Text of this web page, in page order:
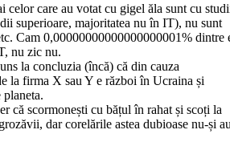
celor care au votat cu gigel ăla sunt cu
superioare, majoritatea nu în IT), nu sunt
Cam 0,00000000000000000001% dintre
nu zic nu.
la concluzia (încă) că din cauza
la firma X sau Y e război în Ucraina și
planeta.
că scormonești cu bățul în rahat și scoți la
dar corelările astea dubioase nu-și